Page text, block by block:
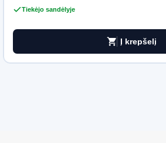
Tiekėjo sandėlyje
shopping_cart Į krepšelį